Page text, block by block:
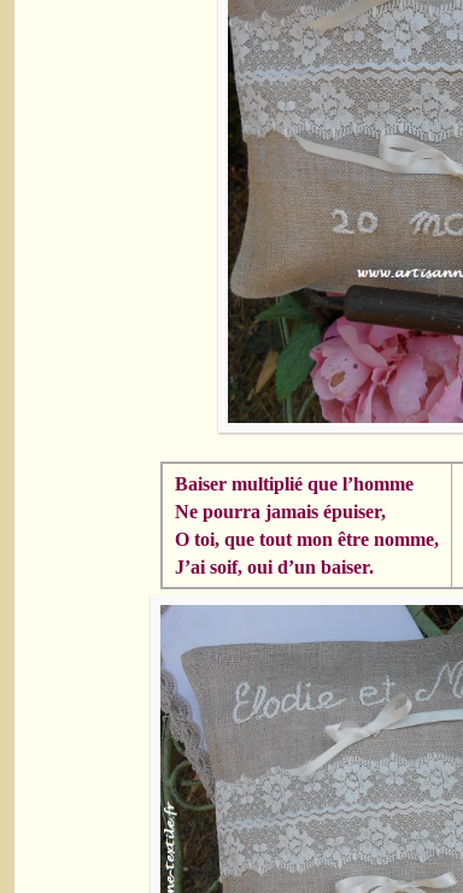
Baiser multiplié que l’homme
Ne pourra jamais épuiser,
O toi, que tout mon être nomme,
J’ai soif, oui d’un baiser.